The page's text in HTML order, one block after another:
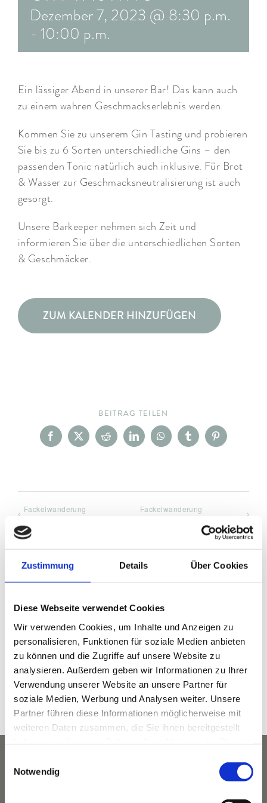
Zustimmung Details Über Cookies
Diese Webseite verwendet Cookies
Wir verwenden Cookies, um Inhalte und Anzeigen zu
personalisieren, Funktionen für soziale Medien anbieten
zu können und die Zugriffe auf unsere Website zu
analysieren. Außerdem geben wir Informationen zu Ihrer
Verwendung unserer Website an unsere Partner für
soziale Medien, Werbung und Analysen weiter. Unsere
Partner führen diese Informationen möglicherweise mit
weiteren Daten zusammen, die Sie ihnen bereitgestellt
Notwendig
ARRANGEMENTS
WISSENSWERTES
Dezember 7, 2023 @ 8:30 p.m.
- 10:00 p.m.
Ein lässiger Abend in unserer Bar! Das kann auch
zu einem wahren Geschmackserlebnis werden.
Kommen Sie zu unserem Gin Tasting und probieren
Sie bis zu 6 Sorten unterschiedliche Gins – den
passenden Tonic natürlich auch inklusive. Für Brot
& Wasser zur Geschmacksneutralisierung ist auch
gesorgt.
Unsere Barkeeper nehmen sich Zeit und
informieren Sie über die unterschiedlichen Sorten
& Geschmäcker.
ZUM KALENDER HINZUFÜGEN
BEITRAG TEILEN
Facebook
X RedditLinkedInWhatsAppTumblrPinterest
Fackelwanderung
Fackelwanderung
Datum:
Dezember 7, 2023
8:30 p.m. - 10:00 p.m.
Veranstaltungskategorie:
Kulinarik